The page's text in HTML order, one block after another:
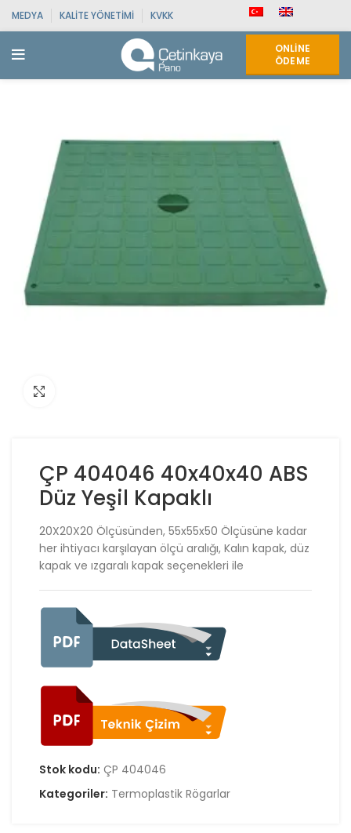
MEDYA KALITE YÖNETIMI KVKK
ONLINE
ÖDEME
ÇP 404046 40x40x40 ABS
Düz Yeşil Kapaklı
20X20X20 Ölçüsünden, 55x55x50 Ölçüsüne kadar
her ihtiyacı karşılayan ölçü aralığı, Kalın kapak, düz
kapak ve ızgaralı kapak seçenekleri ile
Stok kodu: ÇP 404046
Kategoriler: Termoplastik Rögarlar